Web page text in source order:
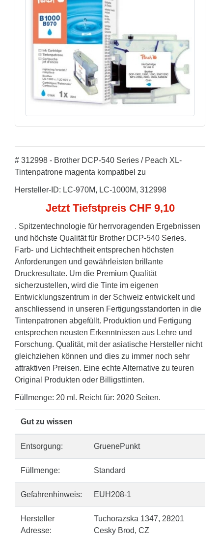
# 312998 - Brother DCP-540 Series / Peach XL-
Tintenpatrone magenta kompatibel zu
Hersteller-ID: LC-970M, LC-1000M, 312998
Jetzt Tiefstpreis CHF 9,10
. Spitzentechnologie für herrvoragenden Ergebnissen
und höchste Qualität für Brother DCP-540 Series.
Farb- und Lichtechtheit entsprechen höchsten
Anforderungen und gewährleisten brillante
Druckresultate. Um die Premium Qualität
sicherzustellen, wird die Tinte im eigenen
Entwicklungszentrum in der Schweiz entwickelt und
anschliessend in unseren Fertigungsstandorten in die
Tintenpatronen abgefüllt. Produktion und Fertigung
entsprechen neusten Erkenntnissen aus Lehre und
Forschung. Qualität, mit der asiatische Hersteller nicht
gleichziehen können und dies zu immer noch sehr
attraktiven Preisen. Eine echte Alternative zu teuren
Original Produkten oder Billigsttinten.
Füllmenge: 20 ml. Reicht für: 2020 Seiten.
Gut zu wissen
Entsorgung: GruenePunkt
Füllmenge: Standard
Gefahrenhinweis: EUH208-1
Hersteller
Adresse:
Tuchorazska 1347, 28201
Cesky Brod, CZ